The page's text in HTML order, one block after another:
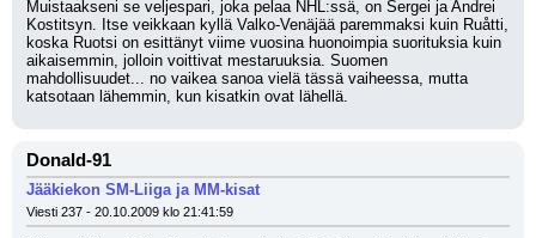
Muistaakseni se veljespari, joka pelaa NHL:ssä, on Sergei ja Andrei
Kostitsyn. Itse veikkaan kyllä Valko-Venäjää paremmaksi kuin Ruåtti,
koska Ruotsi on esittänyt viime vuosina huonoimpia suorituksia kuin
aikaisemmin, jolloin voittivat mestaruuksia. Suomen
mahdollisuudet... no vaikea sanoa vielä tässä vaiheessa, mutta
katsotaan lähemmin, kun kisatkin ovat lähellä.
Donald-91
Jääkiekon SM-Liiga ja MM-kisat
Viesti 237 - 20.10.2009 klo 21:41:59